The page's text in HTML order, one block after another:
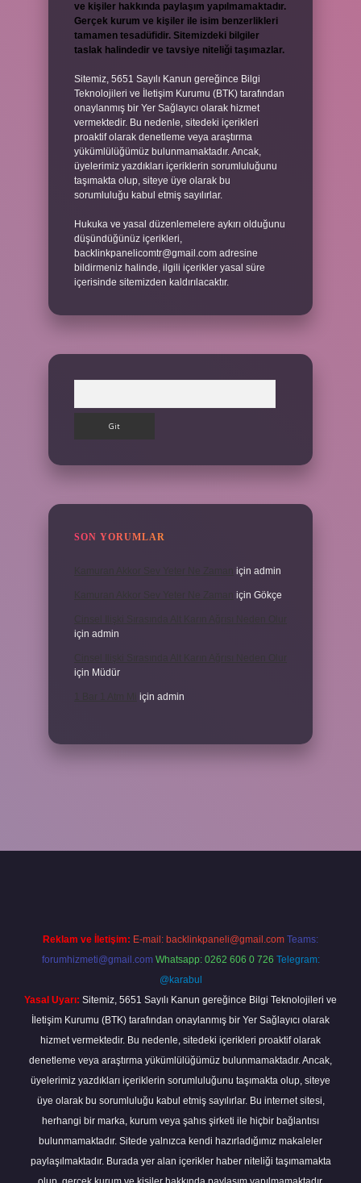
ve kişiler hakkında paylaşım yapılmamaktadır.
Gerçek kurum ve kişiler ile isim benzerlikleri
tamamen tesadüfidir. Sitemizdeki bilgiler
taslak halindedir ve tavsiye niteliği taşımazlar.
Sitemiz, 5651 Sayılı Kanun gereğince Bilgi
Teknolojileri ve İletişim Kurumu (BTK) tarafından
onaylanmış bir Yer Sağlayıcı olarak hizmet
vermektedir. Bu nedenle, sitedeki içerikleri
proaktif olarak denetleme veya araştırma
yükümlülüğümüz bulunmamaktadır. Ancak,
üyelerimiz yazdıkları içeriklerin sorumluluğunu
taşımakta olup, siteye üye olarak bu
sorumluluğu kabul etmiş sayılırlar.
Hukuka ve yasal düzenlemelere aykırı olduğunu
düşündüğünüz içerikleri,
backlinkpanelicomtr@gmail.com adresine
bildirmeniz halinde, ilgili içerikler yasal süre
içerisinde sitemizden kaldırılacaktır.
SON YORUMLAR
için admin
için Gökçe
için admin
için Müdür
için admin
Reklam ve İletişim: E-mail: backlinkpaneli@gmail.com Teams:
forumhizmeti@gmail.com Whatsapp: 0262 606 0 726 Telegram:
@karabul
Yasal Uyarı: Sitemiz, 5651 Sayılı Kanun gereğince Bilgi Teknolojileri ve
İletişim Kurumu (BTK) tarafından onaylanmış bir Yer Sağlayıcı olarak
hizmet vermektedir. Bu nedenle, sitedeki içerikleri proaktif olarak
denetleme veya araştırma yükümlülüğümüz bulunmamaktadır. Ancak,
üyelerimiz yazdıkları içeriklerin sorumluluğunu taşımakta olup, siteye
üye olarak bu sorumluluğu kabul etmiş sayılırlar. Bu internet sitesi,
herhangi bir marka, kurum veya şahıs şirketi ile hiçbir bağlantısı
bulunmamaktadır. Sitede yalnızca kendi hazırladığımız makaleler
paylaşılmaktadır. Burada yer alan içerikler haber niteliği taşımamakta